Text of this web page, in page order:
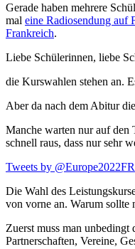
Gerade haben mehrere
mal eine Radiosendung auf
Frankreich.
Liebe Schülerinnen, liebe
die Kurswahlen stehen an.
Aber da nach dem Abitur
Manche warten nur auf den
schnell raus, dass nur sehr
Tweets by @Europe2022FR
Die Wahl des
von vorne an. Warum sollte
Zuerst muss man
Partnerschaften, Vereine,